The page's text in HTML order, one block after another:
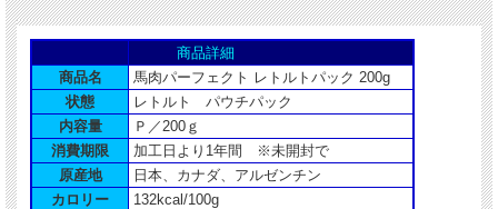
商品詳細
商品名
馬肉パーフェクト レトルトパック 200g
状態
レトルト パウチパック
内容量
Ｐ／200ｇ
消費期限
加工日より1年間 ※未開封で
原産地
日本、カナダ、アルゼンチン
カロリー
132kcal/100g